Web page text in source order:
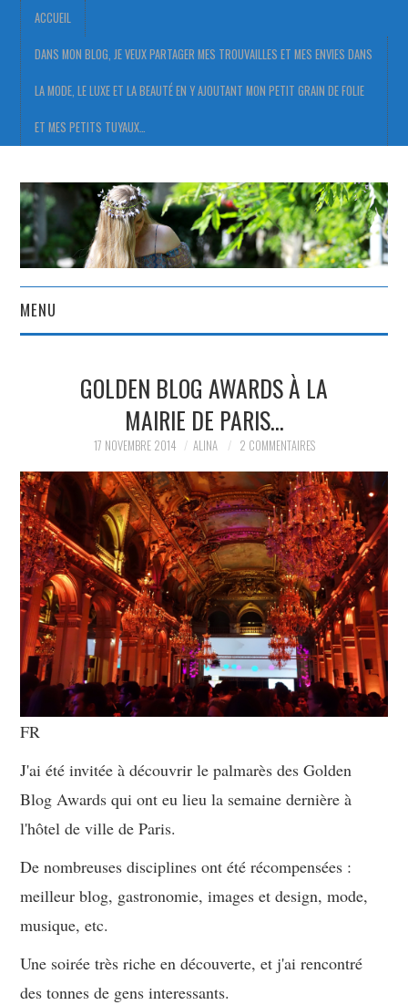
ACCUEIL
DANS MON BLOG, JE VEUX PARTAGER MES TROUVAILLES ET MES ENVIES DANS
LA MODE, LE LUXE ET LA BEAUTÉ EN Y AJOUTANT MON PETIT GRAIN DE FOLIE
ET MES PETITS TUYAUX…
MENU
DANS MON BLOG, JE VEUX
PARTAGER MES
TROUVAILLES ET MES
ENVIES DANS LA MODE, LE
LUXE ET LA BEAUTÉ EN Y
AJOUTANT MON PETIT
GRAIN DE FOLIE ET MES
PETITS TUYAUX…
GOLDEN BLOG AWARDS À LA
MAIRIE DE PARIS…
17 NOVEMBRE 2014 ALINA 2 COMMENTAIRES
FR
J'ai été invitée à découvrir le palmarès des Golden
Blog Awards qui ont eu lieu la semaine dernière à
l'hôtel de ville de Paris.
De nombreuses disciplines ont été récompensées :
meilleur blog, gastronomie, images et design, mode,
musique, etc.
Une soirée très riche en découverte, et j'ai rencontré
des tonnes de gens interessants.